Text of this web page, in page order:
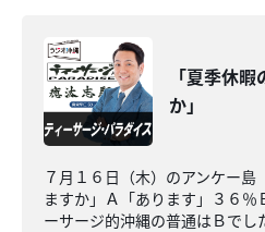
「夏季休
か」
７月１６日（木）のアンケー島
ますか」Ａ「あります」３６％
ーサージ的沖縄の普通はＢでし